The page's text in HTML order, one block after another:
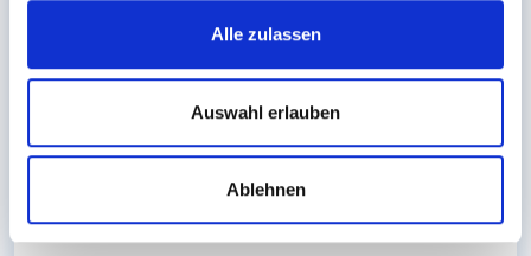
Alle zulassen
Auswahl erlauben
Ablehnen
Der Weg zum/zur Psychiater/in: Ausbildung,
Weiterbildung und berufliche Perspektiven